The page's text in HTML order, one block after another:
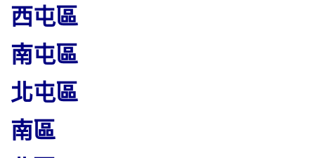
西屯區
南屯區
北屯區
南區